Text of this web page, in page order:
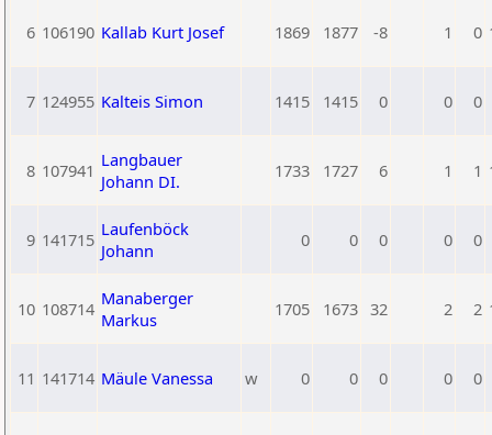
6 106190 Kallab Kurt Josef 1869 1877 -8 1 0
7 124955 Kalteis Simon 1415 1415 0 0 0
8 107941 Langbauer
Johann DI.
1733 1727 6 1 1
9 141715 Laufenböck
Johann
0 0 0 0 0
10 108714 Manaberger
Markus
1705 1673 32 2 2
11 141714 Mäule Vanessa w 0 0 0 0 0